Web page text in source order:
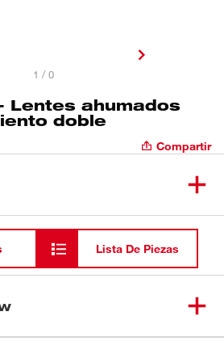
1 / 0
Lentes ahumados
doble
Compartir
Lista De Piezas